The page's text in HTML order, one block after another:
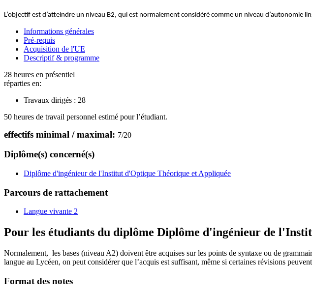
L’objectif est d’atteindre un niveau B2, qui est normalement considéré comme un niveau d’autonomie
Informations générales
Pré-requis
Acquisition de l'UE
Descriptif & programme
28 heures en présentiel
réparties en:
Travaux dirigés : 28
50 heures de travail personnel estimé pour l’étudiant.
effectifs minimal / maximal: 7/20
Diplôme(s) concerné(s)
Diplôme d'ingénieur de l'Institut d'Optique Théorique et Appliquée
Parcours de rattachement
Langue vivante 2
Pour les étudiants du diplôme Diplôme d'ingénieur de
Normalement, les bases (niveau A2) doivent être acquises sur les points de syntaxe ou de
langue au Lycéen, on peut considérer que l’acquis est suffisant, même si certaines révisions
Format des notes